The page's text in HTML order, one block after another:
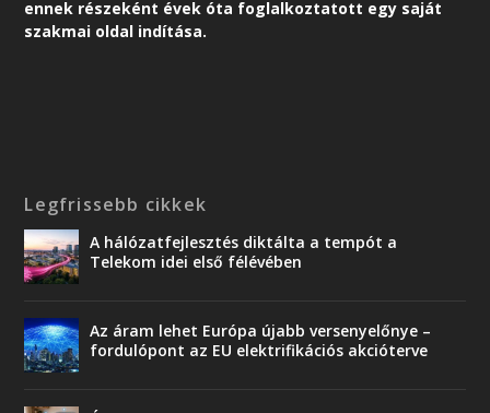
ennek részeként évek óta foglalkoztatott egy saját
szakmai oldal indítása.
Legfrissebb cikkek
A hálózatfejlesztés diktálta a tempót a
Telekom idei első félévében
Az áram lehet Európa újabb versenyelőnye –
fordulópont az EU elektrifikációs akcióterve